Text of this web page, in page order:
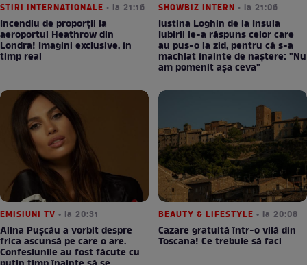
STIRI INTERNATIONALE • la 21:16
Incendiu de proporții la
aeroportul Heathrow din
Londra! Imagini exclusive, în
timp real
SHOWBIZ INTERN • la 21:06
Iustina Loghin de la Insula
Iubirii le-a răspuns celor care
au pus-o la zid, pentru că s-a
machiat înainte de naștere: "Nu
am pomenit așa ceva"
EMISIUNI TV • la 20:31
Alina Pușcău a vorbit despre
frica ascunsă pe care o are.
Confesiunile au fost făcute cu
BEAUTY & LIFESTYLE • la 20:08
Cazare gratuită într-o vilă din
Toscana! Ce trebuie să faci